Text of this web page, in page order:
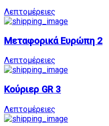
Λεπτομέρειες
Μεταφορικά Ευρώπη 2
Λεπτομέρειες
Κούριερ GR 3
Λεπτομέρειες